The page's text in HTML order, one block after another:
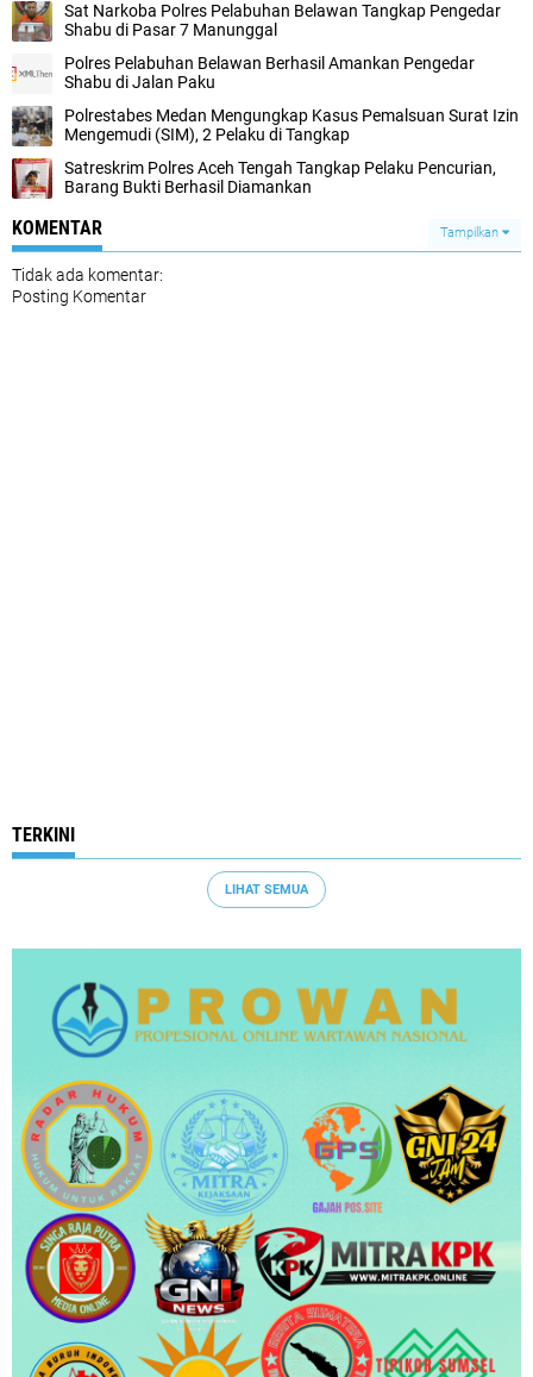
Sat Narkoba Polres Pelabuhan Belawan Tangkap Pengedar
Shabu di Pasar 7 Manunggal
Polres Pelabuhan Belawan Berhasil Amankan Pengedar
Shabu di Jalan Paku
Polrestabes Medan Mengungkap Kasus Pemalsuan Surat Izin
Mengemudi (SIM), 2 Pelaku di Tangkap
Satreskrim Polres Aceh Tengah Tangkap Pelaku Pencurian,
Barang Bukti Berhasil Diamankan
KOMENTAR Tampilkan
Tidak ada komentar:
Posting Komentar
TERKINI
LIHAT SEMUA